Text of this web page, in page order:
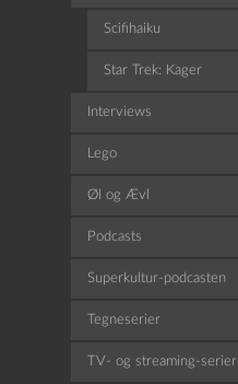
Scifihaiku
Star Trek: Kager
Interviews
Lego
Øl og Ævl
Podcasts
Superkultur-podcasten
Tegneserier
TV- og streaming-serier